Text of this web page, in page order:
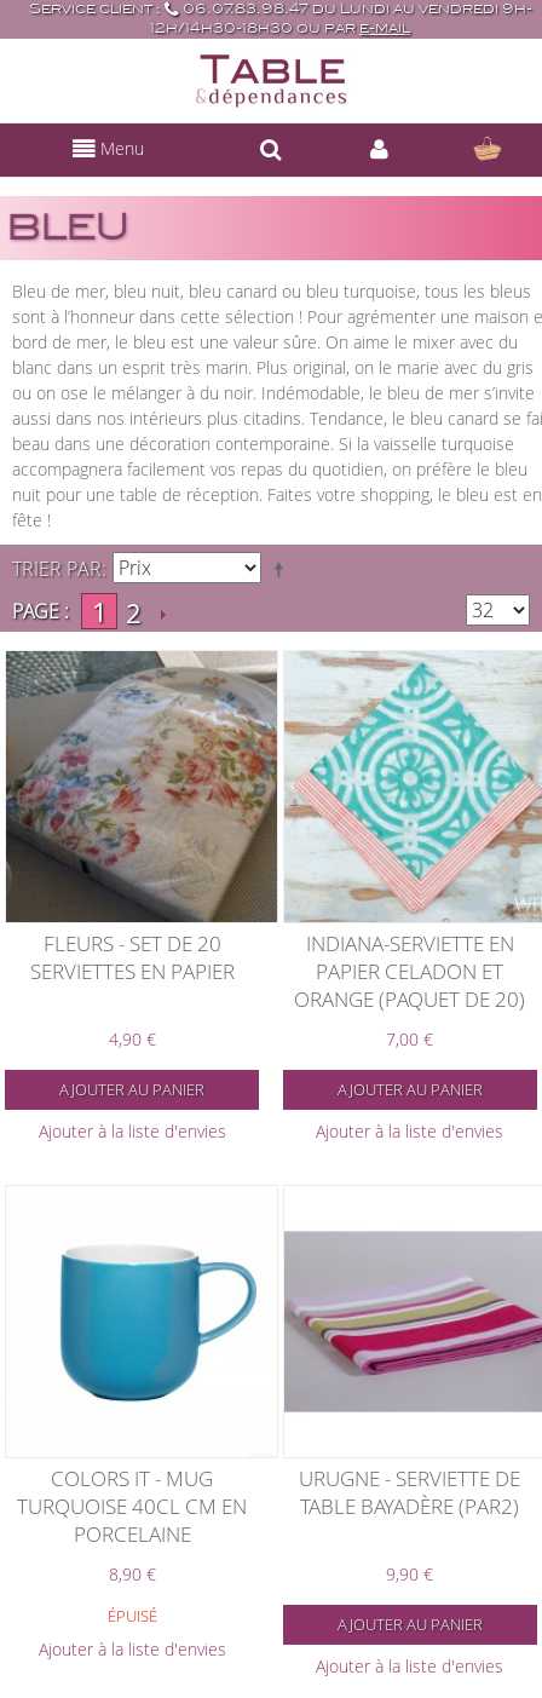
Service client :
06.07.83.98.47 du Lundi au vendredi 9h-
12h/14h30-18h30 ou par e-mail
Menu
BLEU
Bleu de mer, bleu nuit, bleu canard ou bleu turquoise, tous les bleus
sont à l’honneur dans cette sélection ! Pour agrémenter une maison
bord de mer, le bleu est une valeur sûre. On aime le mixer avec du
blanc dans un esprit très marin. Plus original, on le marie avec du gris
ou on ose le mélanger à du noir. Indémodable, le bleu de mer s’invite
aussi dans nos intérieurs plus citadins. Tendance, le bleu canard se
beau dans une décoration contemporaine. Si la vaisselle turquoise
accompagnera facilement vos repas du quotidien, on préfère le bleu
nuit pour une table de réception. Faites votre shopping, le bleu est en
fête !
TRIER PAR
PAGE :
1 2
FLEURS - SET DE 20
SERVIETTES EN PAPIER
4,90 €
AJOUTER AU PANIER
Ajouter à la liste d'envies
INDIANA-SERVIETTE EN
PAPIER CELADON ET
ORANGE (PAQUET DE 20)
7,00 €
AJOUTER AU PANIER
Ajouter à la liste d'envies
COLORS IT - MUG
TURQUOISE 40CL CM EN
PORCELAINE
8,90 €
ÉPUISÉ
Ajouter à la liste d'envies
URUGNE - SERVIETTE DE
TABLE BAYADÈRE (PAR2)
9,90 €
AJOUTER AU PANIER
Ajouter à la liste d'envies